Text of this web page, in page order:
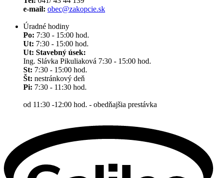
e-mail: obec@zakopcie.sk
Úradné hodiny
Po: 7:30 - 15:00 hod.
Ut: 7:30 - 15:00 hod.
Ut: Stavebný úsek:
Ing. Slávka Pikuliaková 7:30 - 15:00 hod.
St: 7:30 - 15:00 hod.
Št: nestránkový deň
Pi: 7:30 - 11:30 hod.
od 11:30 -12:00 hod. - obedňajšia prestávka